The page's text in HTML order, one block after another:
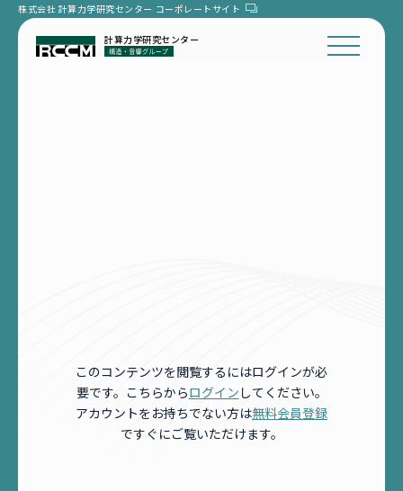
株式会社 計算力学研究センター コーポレートサイト
計算力学研究センター
このコンテンツを閲覧するにはログインが必
要です。こちらからログイン してください。
アカウントをお持ちでない方は無料会員登録
ですぐにご覧いただけます。